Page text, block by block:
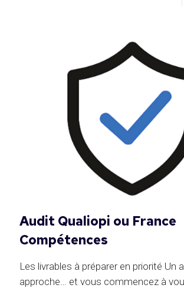
Audit Qualiopi ou France
Compétences
Les livrables à préparer en priorité Un
approche… et vous commencez à